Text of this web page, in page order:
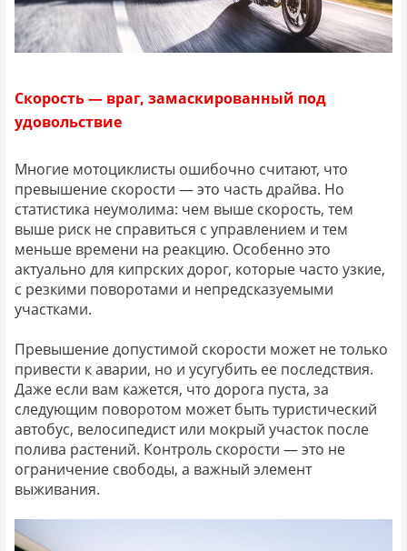
Скорость — враг, замаскированный под
удовольствие
Многие мотоциклисты ошибочно считают, что
превышение скорости — это часть драйва. Но
статистика неумолима: чем выше скорость, тем
выше риск не справиться с управлением и тем
меньше времени на реакцию. Особенно это
актуально для кипрских дорог, которые часто узкие,
с резкими поворотами и непредсказуемыми
участками.
Превышение допустимой скорости может не только
привести к аварии, но и усугубить ее последствия.
Даже если вам кажется, что дорога пуста, за
следующим поворотом может быть туристический
автобус, велосипедист или мокрый участок после
полива растений. Контроль скорости — это не
ограничение свободы, а важный элемент
выживания.